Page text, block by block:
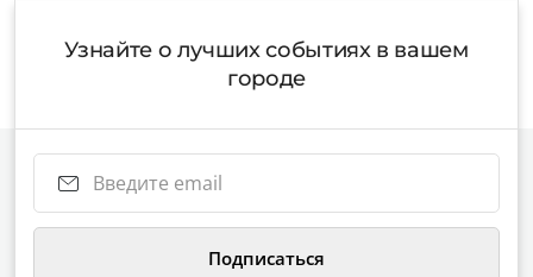
Узнайте о лучших событиях в вашем
городе